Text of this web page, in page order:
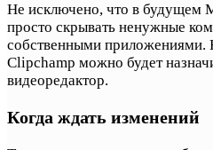
Не исключено, что в будущем
просто скрывать ненужные
собственными приложениями.
Clipchamp можно будет
видеоредактор.
Когда ждать изменений